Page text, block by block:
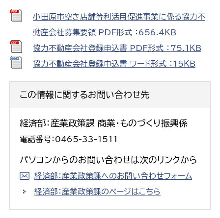
小田原市空き店舗等利活用促進事業に係る協力不
動産会社募集要領 PDF形式 ：656.4ＫＢ
協力不動産会社登録申込書 PDF形式 ：75.1ＫＢ
協力不動産会社登録申込書 ワード形式 ：15ＫＢ
この情報に関するお問い合わせ先
経済部：産業政策課 商業・ものづくり振興係
電話番号：0465-33-1511
パソコンからのお問い合わせは次のリンクから
経済部：産業政策課へのお問い合わせフォーム
経済部：産業政策課のページはこちら